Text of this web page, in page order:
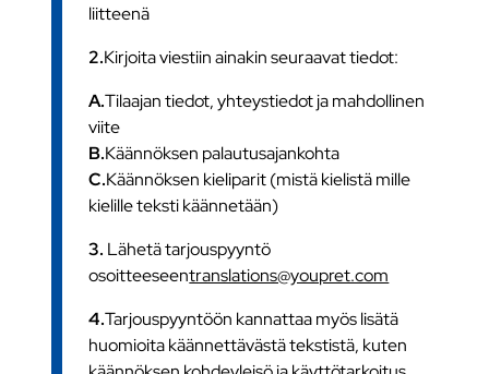
liitteenä
2.Kirjoita viestiin ainakin seuraavat tiedot:
A.Tilaajan tiedot, yhteystiedot ja mahdollinen
viite
B.Käännöksen palautusajankohta
C.Käännöksen kieliparit (mistä kielistä mille
kielille teksti käännetään)
3. Lähetä tarjouspyyntö
osoitteeseentranslations@youpret.com
4.Tarjouspyyntöön kannattaa myös lisätä
huomioita käännettävästä tekstistä, kuten